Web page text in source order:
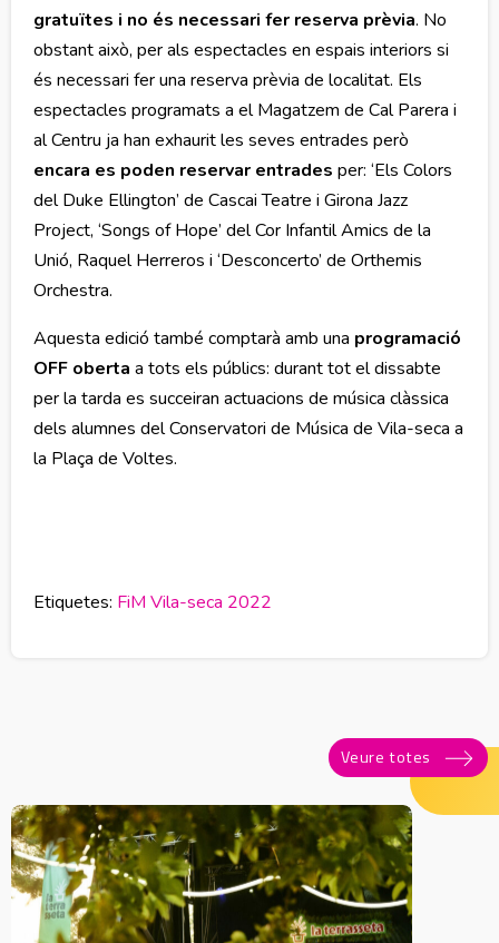
gratuïtes i no és necessari fer reserva prèvia. No
obstant això, per als espectacles en espais interiors si
és necessari fer una reserva prèvia de localitat. Els
espectacles programats a el Magatzem de Cal Parera i
al Centru ja han exhaurit les seves entrades però
encara es poden reservar entrades per: ‘Els Colors
del Duke Ellington’ de Cascai Teatre i Girona Jazz
Project, ‘Songs of Hope’ del Cor Infantil Amics de la
Unió, Raquel Herreros i ‘Desconcerto’ de Orthemis
Orchestra.
Aquesta edició també comptarà amb una programació
OFF oberta a tots els públics: durant tot el dissabte
per la tarda es succeiran actuacions de música clàssica
dels alumnes del Conservatori de Música de Vila-seca a
la Plaça de Voltes.
Etiquetes: FiM Vila-seca 2022
Veure totes